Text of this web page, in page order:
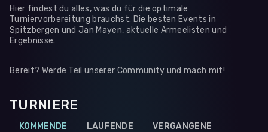
Hier findest du alles, was du für die optimale
Turniervorbereitung brauchst: Die besten Events in
Spitzbergen und Jan Mayen, aktuelle Armeelisten und
Ergebnisse.
Bereit? Werde Teil unserer Community und mach mit!
TURNIERE
KOMMENDE LAUFENDE VERGANGENE